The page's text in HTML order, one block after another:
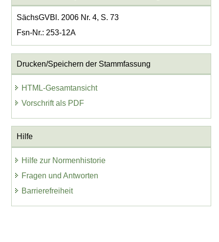
SächsGVBl. 2006 Nr. 4, S. 73
Fsn-Nr.: 253-12A
Drucken/Speichern der Stammfassung
HTML-Gesamtansicht
Vorschrift als PDF
Hilfe
Hilfe zur Normenhistorie
Fragen und Antworten
Barrierefreiheit